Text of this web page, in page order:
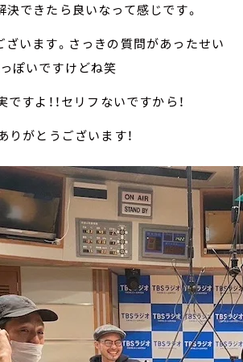
決できたら良いなって感じです。
ざいます。さっきの質問があったせい
ぽいですけどね笑
ですよ！！セリフないですから！
りがとうございます！